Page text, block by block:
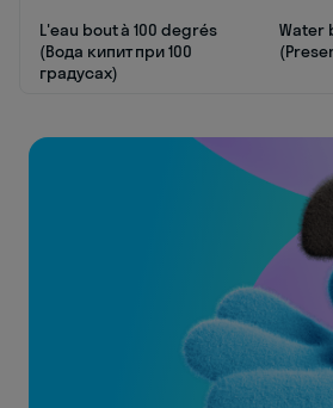
L'eau bout à 100 degrés
(Вода кипит при 100
градусах)
Water